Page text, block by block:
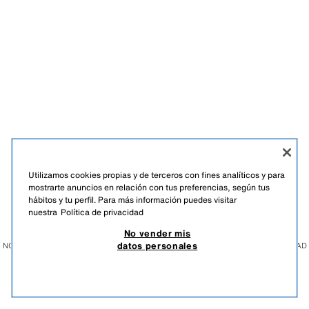
NO VENDER MIS DATOS PERSONALES USO DE IA GESTIÓN DE LA PRIVACIDAD
ESPAÑOL ENGLISH EUSKARA GALEGO CATALÀ
Utilizamos cookies propias y de terceros con fines analíticos y para
mostrarte anuncios en relación con tus preferencias, según tus
hábitos y tu perfil. Para más información puedes visitar
nuestra Política de privacidad
No vender mis
datos personales